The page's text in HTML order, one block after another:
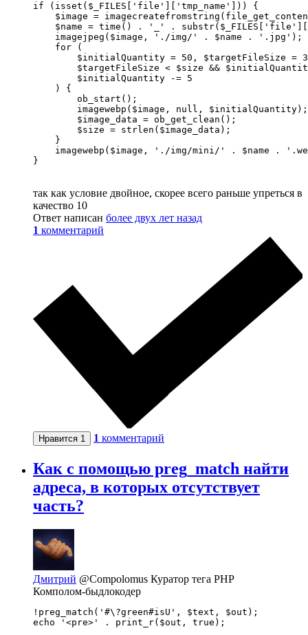
if (isset($_FILES['file']['tmp_name'])) {
$image =
$name = time() . '_' .
    imagejpeg($image, './img/' . $name . '.jpg');
    for (
$initialQuantity = 50, $targetFileSize =
$targetFileSize < $size &&
        $initialQuantity -= 5
    ) {
        ob_start();
        imagewebp($image, null, $initialQuantity);
        $image_data = ob_get_clean();
        $size = strlen($image_data);
    }
imagewebp($image, './img/mini/' . $name .
}
так как условие двойное, скорее всего раньше упреться в
качество 10
Ответ написан более двух лет назад
1 комментарий
Нравится 1 1 комментарий
Как с помощью preg_match найти
адреса, в которых отсутствует
часть?
Дмитрий @Compolomus Куратор тега PHP
Комполом-быдлокодер
!preg_match('#\?green#isU', $text, $out);
echo '<pre>' . print_r($out, true);